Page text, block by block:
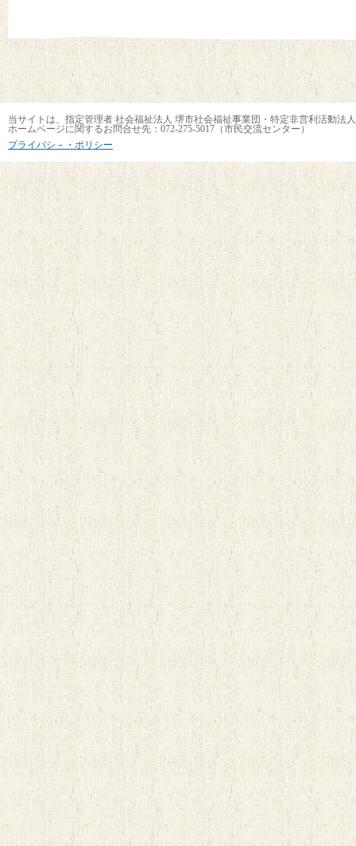
当サイトは、指定管理者 社会福祉法人 堺市社会福祉事業団・特定非営利活動
ホームページに関するお問合せ先：072-275-5017（市民交流センター）
プライバシ－・ポリシー